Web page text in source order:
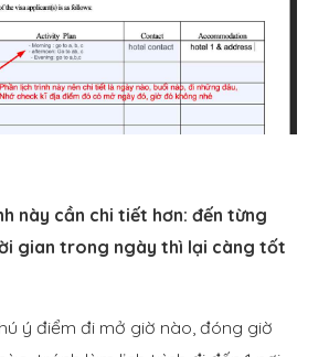
này cần chi tiết hơn: đến từng
gian trong ngày thì lại càng tốt
ý điểm đi mở giờ nào, đóng giờ